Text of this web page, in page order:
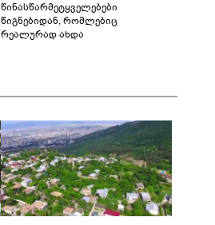
წინასწარმეტყველებები
წიგნებიდან, რომლებიც
რეალურად ახდა